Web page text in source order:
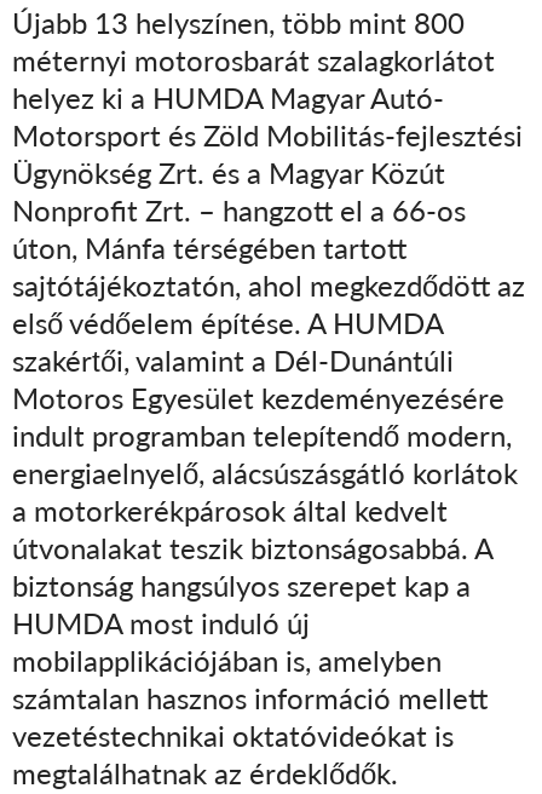
Újabb 13 helyszínen, több mint 800
méternyi motorosbarát szalagkorlátot
helyez ki a HUMDA Magyar Autó-
Motorsport és Zöld Mobilitás-fejlesztési
Ügynökség Zrt. és a Magyar Közút
Nonprofit Zrt. – hangzott el a 66-os
úton, Mánfa térségében tartott
sajtótájékoztatón, ahol megkezdődött az
első védőelem építése. A HUMDA
szakértői, valamint a Dél-Dunántúli
Motoros Egyesület kezdeményezésére
indult programban telepítendő modern,
energiaelnyelő, alácsúszásgátló korlátok
a motorkerékpárosok által kedvelt
útvonalakat teszik biztonságosabbá. A
biztonság hangsúlyos szerepet kap a
HUMDA most induló új
mobilapplikációjában is, amelyben
számtalan hasznos információ mellett
vezetéstechnikai oktatóvideókat is
megtalálhatnak az érdeklődők.